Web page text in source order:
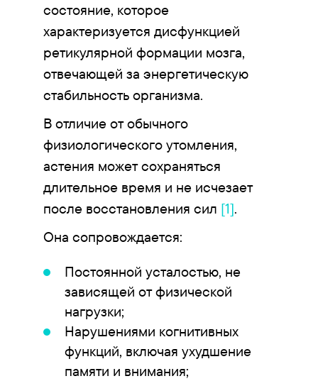
состояние, которое
характеризуется дисфункцией
ретикулярной формации мозга,
отвечающей за энергетическую
стабильность организма.
В отличие от обычного
физиологического утомления,
астения может сохраняться
длительное время и не исчезает
после восстановления сил [1].
Она сопровождается:
Постоянной усталостью, не
зависящей от физической
нагрузки;
Нарушениями когнитивных
функций, включая ухудшение
памяти и внимания;